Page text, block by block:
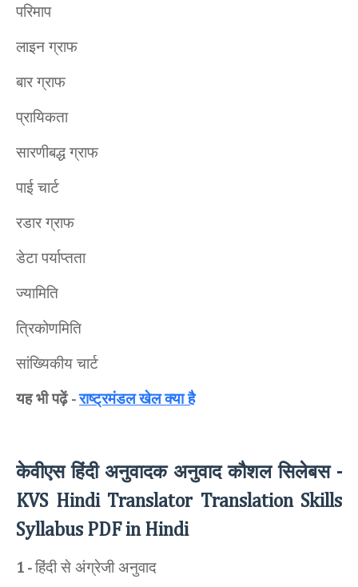
परिमाप
लाइन ग्राफ
बार ग्राफ
प्रायिकता
सारणीबद्ध ग्राफ
पाई चार्ट
रडार ग्राफ
डेटा पर्याप्तता
ज्यामिति
त्रिकोणमिति
सांख्यिकीय चार्ट
यह भी पढ़ें -राष्ट्रमंडल खेल क्या है
केवीएस हिंदी अनुवादक अनुवाद कौशल सिलेबस -
KVS Hindi Translator Translation Skills
Syllabus PDF in Hindi
1 - हिंदी से अंग्रेजी अनुवाद